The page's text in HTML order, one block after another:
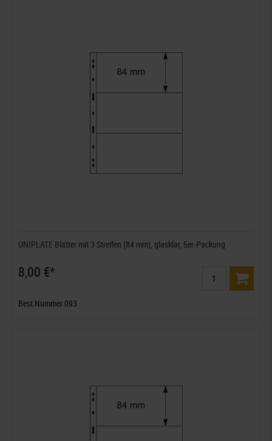
UNIPLATE Blätter mit 3 Streifen (84 mm), glasklar, 5er-Packung
8,00 €*
Best.Nummer 093